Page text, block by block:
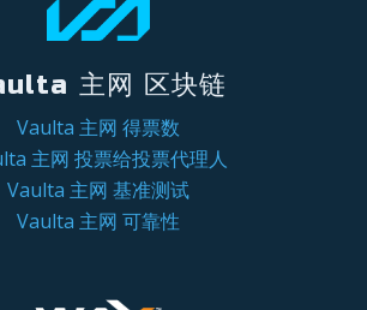
主网 区块链
Vaulta 主网 得票数
主网 投票给投票代理人
Vaulta 主网 基准测试
Vaulta 主网 可靠性